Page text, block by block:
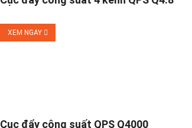
XEM NGAY
Cục đẩy công suất QPS Q4000